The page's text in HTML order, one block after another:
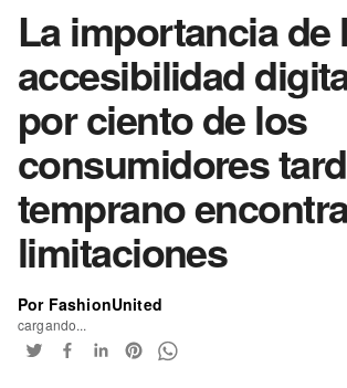
La importancia de
accesibilidad
por ciento de los
consumidores
temprano
limitaciones
Por FashionUnited
cargando...